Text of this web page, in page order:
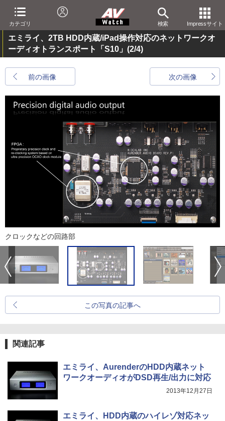
カテゴリ 検索 Impressサイト
エミライ、2TB HDD内蔵/iPad操作対応のネットワークオ
ーディオトランスポート「S10」 (2/4)
前の画像 次の画像
クロックなどの回路部
この写真の記事へ
関連記事
エミライ、AurenderのHDD内蔵ネット
ワークオーディオがDSD再生/出力に対応
2013年12月27日
エミライ、HDD内蔵のハイレゾ対応ネッ